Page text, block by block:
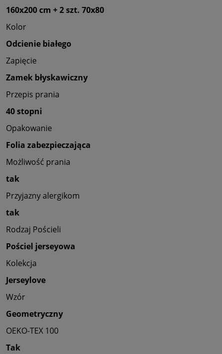
160x200 cm + 2 szt. 70x80
Kolor
Odcienie białego
Zapięcie
Zamek błyskawiczny
Przepis prania
40 stopni
Opakowanie
Folia zabezpieczająca
Możliwość prania
tak
Przyjazny alergikom
tak
Rodzaj Pościeli
Pościel jerseyowa
Kolekcja
Jerseylove
Wzór
Geometryczny
OEKO-TEX 100
Tak